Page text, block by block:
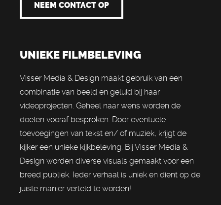
NEEM CONTACT OP
UNIEKE FILMBELEVING
Visser Media & Design maakt gebruik van een
combinatie van beeld en geluid bij haar
videoprojecten. Geheel naar wens worden de
doelen vooraf besproken. Door eventuele
toevoegingen van tekst en/ of muziek, krijgt de
kijker een unieke kijkbeleving. Bij Visser Media &
Design worden diverse visuals gemaakt voor een
breed publiek. Ieder verhaal is uniek en dient op de
juiste manier verteld te worden!